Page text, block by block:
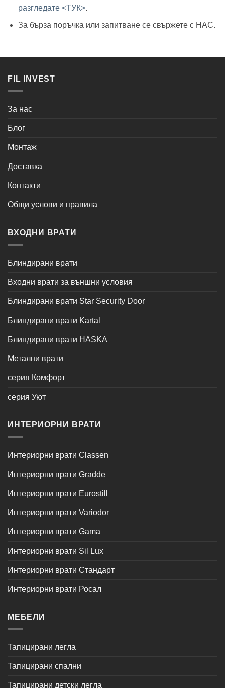
разгледате <ТУК>.
За бърза поръчка или запитване се свържете с НАС.
FIL INVEST
За нас
Блог
Монтаж
Доставка
Контакти
Общи услови и правила
ВХОДНИ ВРАТИ
Блиндирани врати
Входни врати за външни условия
Блиндирани врати Star Security Door
Блиндирани врати Kartal
Блиндирани врати HASKA
Метални врати
серия Комфорт
серия Уют
ИНТЕРИОРНИ ВРАТИ
Интериорни врати Classen
Интериорни врати Gradde
Интериорни врати Eurostill
Интериорни врати Variodor
Интериорни врати Gama
Интериорни врати Sil Lux
Интериорни врати Стандарт
Интериорни врати Росал
МЕБЕЛИ
Тапицирани легла
Тапицирани спални
Тапицирани детски легла